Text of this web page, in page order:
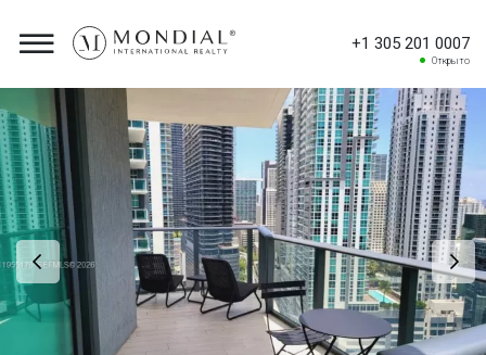
+1 305 201 0007
Открыто